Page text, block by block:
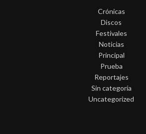
Crónicas
Discos
Festivales
Noticias
Principal
Prueba
Reportajes
Sin categoría
Uncategorized